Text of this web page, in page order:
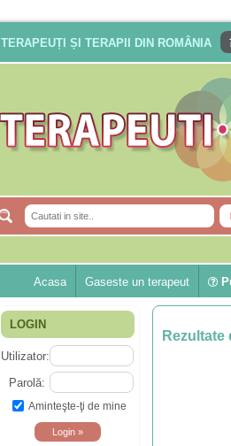
TERAPEUȚI ȘI TERAPII DIN ROMÂNIA
Acasa Gaseste un terapeut
LOGIN
Utilizator:
Parolă:
Aminteşte-ţi de mine
Rezultate